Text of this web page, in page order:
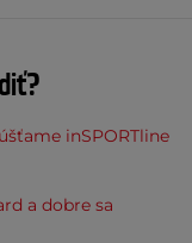
inSPORTline
a dobre sa